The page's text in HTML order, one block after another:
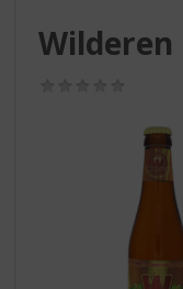
Wilderen